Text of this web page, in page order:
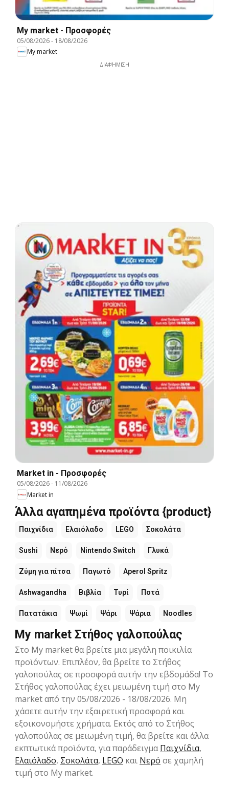
My market - Προσφορές
05/08/2026- 18/08/2026
My market
ΔΙΑΦΉΜΙΣΗ
Market in - Προσφορές
05/08/2026- 11/08/2026
Market in
Άλλα αγαπημένα προϊόντα {product}
Παιχνίδια Ελαιόλαδο LEGO Σοκολάτα
Sushi Νερό Nintendo Switch Γλυκά
Ζύμη για πίτσα Παγωτό Aperol Spritz
Ashwagandha Βιβλία Τυρί Ποτά
Πατατάκια Ψωμί Ψάρι Ψάρια Noodles
My market Στήθος γαλοπούλας
Στο My market θα βρείτε μια μεγάλη ποικιλία
προϊόντων. Επιπλέον, θα βρείτε το Στήθος
γαλοπούλας σε προσφορά αυτήν την εβδομάδα! Το
Στήθος γαλοπούλας έχει μειωμένη τιμή στο My
market από την 05/08/2026 - 18/08/2026. Μη
χάσετε αυτήν την εξαιρετική προσφορά και
εξοικονομήστε χρήματα. Εκτός από το Στήθος
γαλοπούλας σε μειωμένη τιμή, θα βρείτε και άλλα
εκπτωτικά προϊόντα, για παράδειγμαΠαιχνίδια,
Ελαιόλαδο, Σοκολάτα, LEGO και Νερό σε χαμηλή
τιμή στο My market.